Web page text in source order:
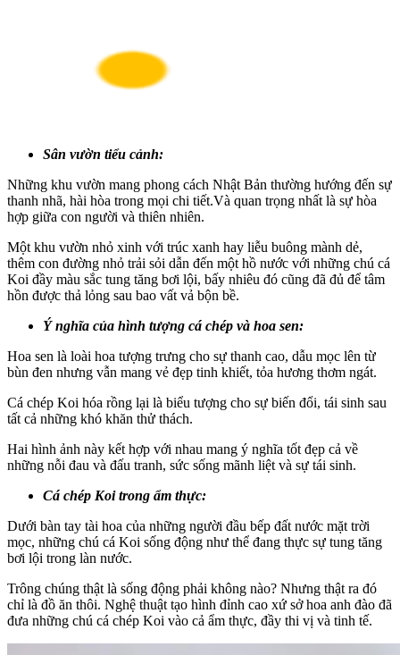
Sân vườn tiểu cảnh:
Những khu vườn mang phong cách Nhật Bản thường hướng đến sự
thanh nhã, hài hòa trong mọi chi tiết.Và quan trọng nhất là sự hòa
hợp giữa con người và thiên nhiên.
Một khu vườn nhỏ xinh với trúc xanh hay liễu buông mành dẻ,
thêm con đường nhỏ trải sỏi dẫn đến một hồ nước với những chú cá
Koi đầy màu sắc tung tăng bơi lội, bấy nhiêu đó cũng đã đủ để tâm
hồn được thả lỏng sau bao vất vả bộn bề.
Ý nghĩa của hình tượng cá chép và hoa sen:
Hoa sen là loài hoa tượng trưng cho sự thanh cao, dẫu mọc lên từ
bùn đen nhưng vẫn mang vẻ đẹp tinh khiết, tỏa hương thơm ngát.
Cá chép Koi hóa rồng lại là biểu tượng cho sự biến đổi, tái sinh sau
tất cả những khó khăn thử thách.
Hai hình ảnh này kết hợp với nhau mang ý nghĩa tốt đẹp cả về
những nỗi đau và đấu tranh, sức sống mãnh liệt và sự tái sinh.
Cá chép Koi trong ẩm thực:
Dưới bàn tay tài hoa của những người đầu bếp đất nước mặt trời
mọc, những chú cá Koi sống động như thể đang thực sự tung tăng
bơi lội trong làn nước.
Trông chúng thật là sống động phải không nào? Nhưng thật ra đó
chỉ là đồ ăn thôi. Nghệ thuật tạo hình đỉnh cao xứ sở hoa anh đào đã
đưa những chú cá chép Koi vào cả ẩm thực, đầy thi vị và tinh tế.